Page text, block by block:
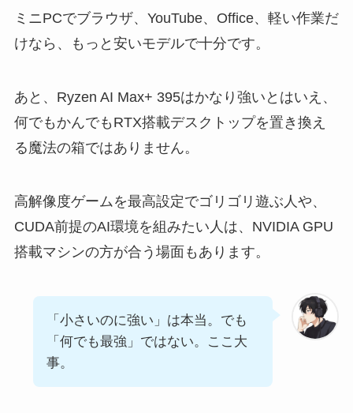
ミニPCでブラウザ、YouTube、Office、軽い作業だ
けなら、もっと安いモデルで十分です。
あと、Ryzen AI Max+ 395はかなり強いとはいえ、
何でもかんでもRTX搭載デスクトップを置き換え
る魔法の箱ではありません。
高解像度ゲームを最高設定でゴリゴリ遊ぶ人や、
CUDA前提のAI環境を組みたい人は、NVIDIA GPU
搭載マシンの方が合う場面もあります。
「小さいのに強い」は本当。でも
「何でも最強」ではない。ここ大
事。